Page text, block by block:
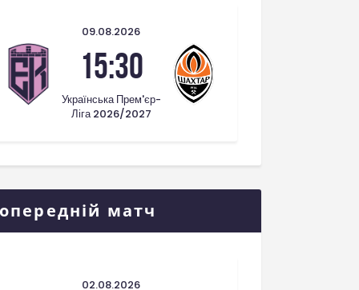
09.08.2026
15:30
Українська Прем'єр-
Ліга 2026/2027
матч
02.08.2026